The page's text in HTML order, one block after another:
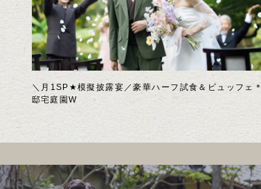
＼月1SP★模擬披露宴／豪華ハーフ試食＆ビュッフェ＊
邸宅庭園W